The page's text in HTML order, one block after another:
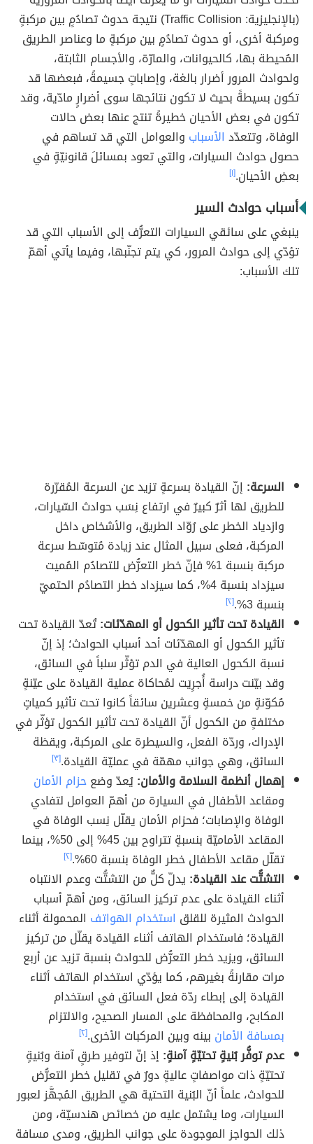
(بالإنجليزية: Traffic Collision) نتيجة حدوث تصادُمٍ بين مركبةٍ
ومركبة أخرى، أو حدوث تصادُمٍ بين مركبةٍ ما وعناصر الطريق
المُحيطة بها، كالحيوانات، والمارّة، والأجسام الثابتة،
ولحوادث المرور أضرار بالغة، وإصاباتٍ جسيمةً، فبعضها قد
تكون بسيطةً بحيث لا تكون نتائجها سوى أضرارٍ مادّية، وقد
تكون في بعض الأحيان خطيرةً تنتج عنها بعض حالات
الوفاة، وتتعدّد الأسباب والعوامل التي قد تساهم في
حصول حوادث السيارات، والتي تعود بمسائلَ قانونيّةٍ في
بعضِ الأحيان.[١]
أسباب حوادث السير
ينبغي على سائقي السيارات التعرُّف إلى الأسباب التي قد
تؤدّي إلى حوادث المرور، كي يتم تجنّبها، وفيما يأتي أهمّ
تلك الأسباب:
السرعة: إنّ القيادة بسرعةٍ تزيد عن السرعة المُقرّرة
للطريق لها أثرٌ كبيرٌ في ارتفاع نِسَب حوادث السّيارات،
وازدياد الخطر على رُوّاد الطريق، والأشخاص داخل
المركبة، فعلى سبيل المثال عند زيادة مُتوسّط سرعة
مركبة بنسبة 1% فإنّ خطر التعرُّض للتصادُم المُميت
سيزداد بنسبة 4%، كما سيزداد خطر التصادُم الحتميّ
بنسبة 3%.
[٢]
القيادة تحت تأثير الكحول أو المهدّئات:تُعدّ القيادة تحت
تأثير الكحول أو المهدّئات أحد أسباب الحوادث؛ إذ إنّ
نسبة الكحول العالية في الدم تؤثّر سلباً في السائق،
وقد بيّنت دراسة أُجرِيَت لمُحاكاة عملية القيادة على عيّنةٍ
مُكوّنةٍ من خمسةٍ وعشرين سائقاً كانوا تحت تأثير كمياتٍ
مختلفةٍ من الكحول أنّ القيادة تحت تأثير الكحول تؤثّر في
الإدراك، وردّة الفعل، والسيطرة على المركبة، ويقظة
السائق، وهي جوانب مهمّة في عمليّة القيادة.[٣]
إهمال أنظمة السلامة والأمان:يُعدّ وضعحزام الأمان
ومقاعد الأطفال في السيارة من أهمّ العوامل لتفادي
الوفاة والإصابات؛ فحزام الأمان يقلّل نِسب الوفاة في
المقاعد الأماميّة بنسبةٍ تتراوح بين 45% إلى 50%، بينما
تقلّل مقاعد الأطفال خطر الوفاة بنسبة 60%.
[٢]
التشتُّت عند القيادة: يدلّ كلٌّ من التشتُّت وعدم الانتباه
أثناء القيادة على عدم تركيز السائق، ومن أهمّ أسباب
الحوادث المثيرة للقلق استخدام الهواتف المحمولة أثناء
القيادة؛ فاستخدام الهاتف أثناء القيادة يقلّل من تركيز
السائق، ويزيد خطر التعرُّض للحوادث بنسبة تزيد عن أربع
مرات مقارنةً بغيرهم، كما يؤدّي استخدام الهاتف أثناء
القيادة إلى إبطاء ردّة فعل السائق في استخدام
المكابح، والمحافظة على المسار الصحيح، والالتزام
بمسافة الأمان بينه وبين المركبات الأخرى.[٢]
عدم توفُّر بُنيةٍ تحتيّةٍ آمنةٍ: إذ إنّ لتوفير طرقٍ آمنة وبُنيةٍ
تحتيّةٍ ذات مواصفاتٍ عاليةٍ دورٌ في تقليل خطر التعرُّض
للحوادث، علماً أنّ البُنية التحتية هي الطريق المُجهَّز لعبور
السيارات، وما يشتمل عليه من خصائص هندسيّة، ومن
ذلك الحواجز الموجودة على جوانب الطريق، ومدى مسافة